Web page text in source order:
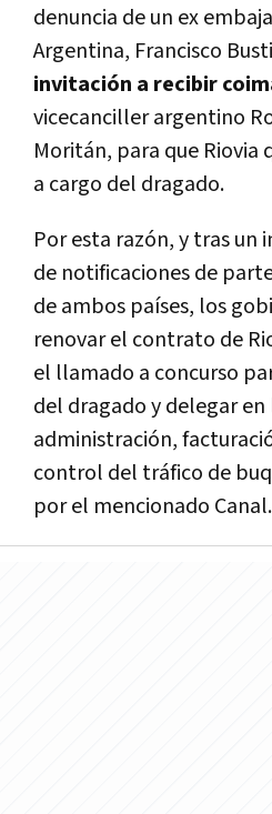
denuncia de un ex
Argentina, Francisco
invitación a recibir
vicecanciller argentino
Moritán, para que Riovia
a cargo del dragado.
Por esta razón, y tras
de notificaciones de
de ambos países, los
renovar el contrato de
el llamado a concurso
del dragado y delegar en
administración,
control del tráfico de
por el mencionado Canal.